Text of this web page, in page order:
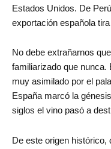
Estados Unidos. De
exportación española
No debe extrañarnos
familiarizado que nunca.
muy asimilado por el
España marcó la
siglos el vino pasó a
De este origen